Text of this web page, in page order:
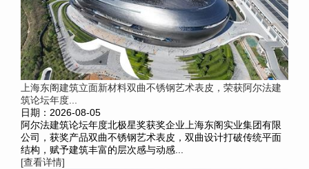
上海东阁建筑立面新材料双曲不锈钢艺术表皮，荣获阿尔法建
筑论坛年度...
日期：2026-08-05
阿尔法建筑论坛年度北极星奖获奖企业上海东阁实业集团有限
公司，获奖产品双曲不锈钢艺术表皮，双曲设计打破传统平面
结构，赋予建筑丰富的层次感与动感...
[查看详情]